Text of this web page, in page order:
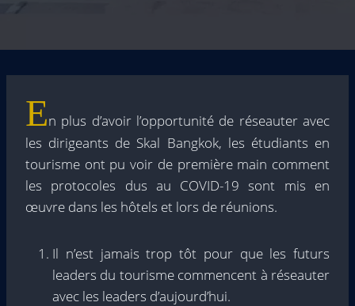
En plus d’avoir l’opportunité de réseauter avec
les dirigeants de Skal Bangkok, les étudiants en
tourisme ont pu voir de première main comment
les protocoles dus au COVID-19 sont mis en
œuvre dans les hôtels et lors de réunions.
Il n’est jamais trop tôt pour que les futurs
leaders du tourisme commencent à réseauter
avec les leaders d’aujourd’hui.